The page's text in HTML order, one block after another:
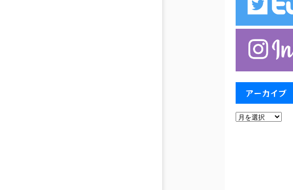
アーカイブ
ア